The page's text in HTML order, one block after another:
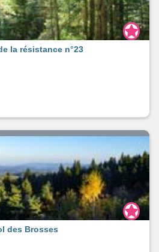
la résistance n°23
des Brosses